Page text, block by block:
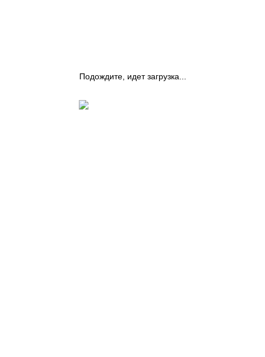
Подождите, идет загрузка...